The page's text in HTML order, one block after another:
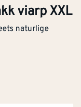
viarp XXL
naturlige
naturlige